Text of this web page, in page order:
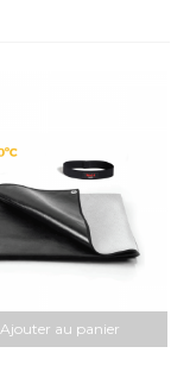
Ajouter au panier